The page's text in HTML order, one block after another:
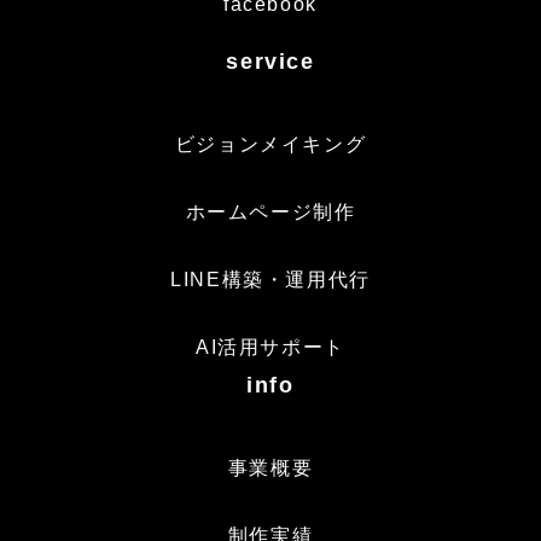
service
ビジョンメイキング
ホームページ制作
LINE構築・運用代行
AI活用サポート
info
事業概要
制作実績